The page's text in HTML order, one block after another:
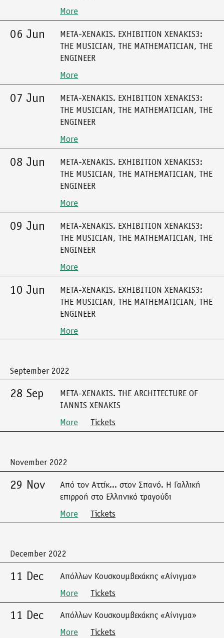
More
06 Jun
META-XENAKIS. EXHIBITION XENAKIS3:
THE MUSICIAN, THE MATHEMATICIAN, THE
ENGINEER
More
07 Jun
META-XENAKIS. EXHIBITION XENAKIS3:
THE MUSICIAN, THE MATHEMATICIAN, THE
ENGINEER
More
08 Jun
META-XENAKIS. EXHIBITION XENAKIS3:
THE MUSICIAN, THE MATHEMATICIAN, THE
ENGINEER
More
09 Jun
META-XENAKIS. EXHIBITION XENAKIS3:
THE MUSICIAN, THE MATHEMATICIAN, THE
ENGINEER
More
10 Jun
META-XENAKIS. EXHIBITION XENAKIS3:
THE MUSICIAN, THE MATHEMATICIAN, THE
ENGINEER
More
September 2022
28 Sep
META-XENAKIS. THE ARCHITECTURE OF
IANNIS XENAKIS
More
Tickets
November 2022
29 Nov
Από τον Αττίκ... στον Σπανό. Η Γαλλική
επιρροή στο Ελληνικό τραγούδι
More
Tickets
December 2022
11 Dec
Απόλλων Κουσκουμβεκάκης «Αίνιγμα»
More
Tickets
11 Dec
Απόλλων Κουσκουμβεκάκης «Αίνιγμα»
More
Tickets